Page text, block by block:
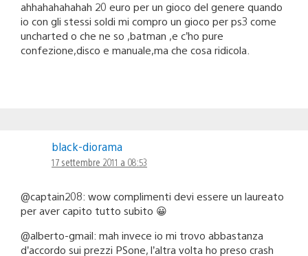
ahhahahahahah 20 euro per un gioco del genere quando
io con gli stessi soldi mi compro un gioco per ps3 come
uncharted o che ne so ,batman ,e c’ho pure
confezione,disco e manuale,ma che cosa ridicola.
black-diorama
17 settembre 2011 a 08:53
@captain208: wow complimenti devi essere un laureato
per aver capito tutto subito 😀
@alberto-gmail: mah invece io mi trovo abbastanza
d’accordo sui prezzi PSone, l’altra volta ho preso crash